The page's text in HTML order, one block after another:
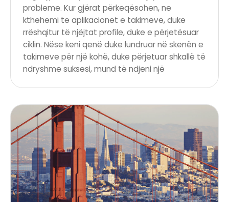
probleme. Kur gjërat përkeqësohen, ne
kthehemi te aplikacionet e takimeve, duke
rrëshqitur të njëjtat profile, duke e përjetësuar
ciklin. Nëse keni qenë duke lundruar në skenën e
takimeve për një kohë, duke përjetuar shkallë të
ndryshme suksesi, mund të ndjeni një